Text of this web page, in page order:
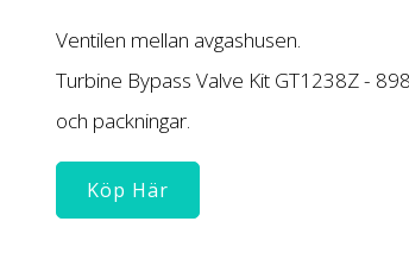
Ventilen mellan avgashusen.
Turbine Bypass Valve Kit GT1238Z -
och packningar.
Köp Här